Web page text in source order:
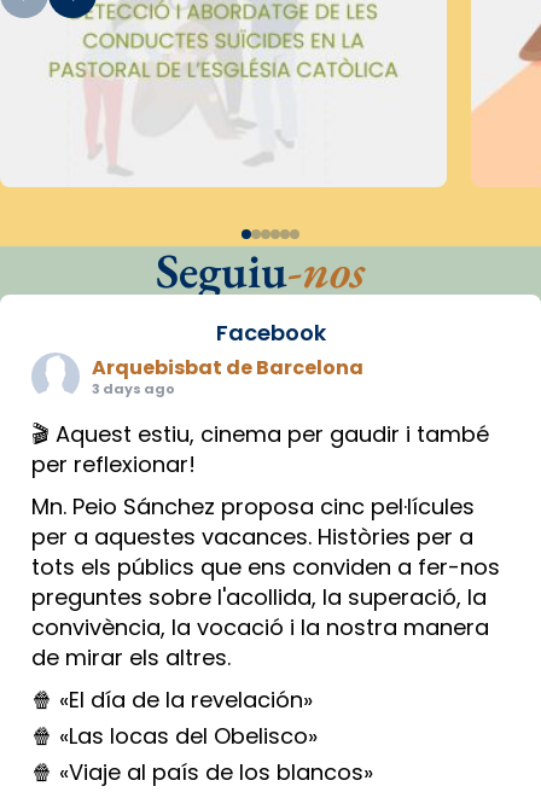
Seguiu-nos
Facebook
Arquebisbat de Barcelona
3 days ago
🎬 Aquest estiu, cinema per gaudir i també
per reflexionar!
Mn. Peio Sánchez proposa cinc pel·lícules
per a aquestes vacances. Històries per a
tots els públics que ens conviden a fer-nos
preguntes sobre l'acollida, la superació, la
convivència, la vocació i la nostra manera
de mirar els altres.
🍿 «El día de la revelación»
🍿 «Las locas del Obelisco»
🍿 «Viaje al país de los blancos»